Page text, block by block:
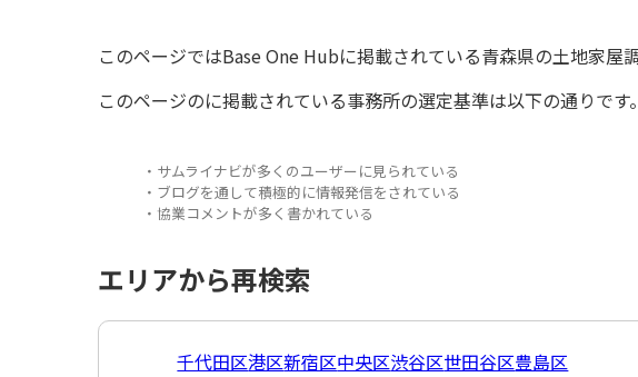
このページではBase One Hubに掲載されている青森県の土地家屋
このページのに掲載されている事務所の選定基準は以下の通りです。
・サムライナビが多くのユーザーに見られている
・ブログを通して積極的に情報発信をされている
・協業コメントが多く書かれている
エリアから再検索
千代田区港区新宿区中央区渋谷区世田谷区豊島区